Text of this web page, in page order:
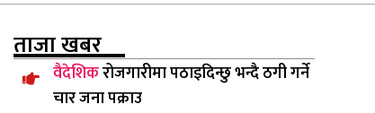
ताजाखबर
वैदेशिकरोजगारीमा पठाइदिन्छु भन्दै ठगी गर्ने
चार जना पक्राउ